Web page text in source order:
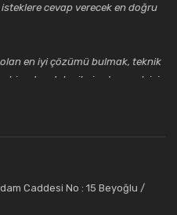
cevap verecek en doğru
en iyi çözümü bulmak, teknik
bir adım daha ileriye taşımak için
gün ve gelecekte
Caddesi No : 15 Beyoğlu /